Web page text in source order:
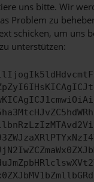
uns bitte. Wir
Problem zu
schicken, um uns
unterstützen: